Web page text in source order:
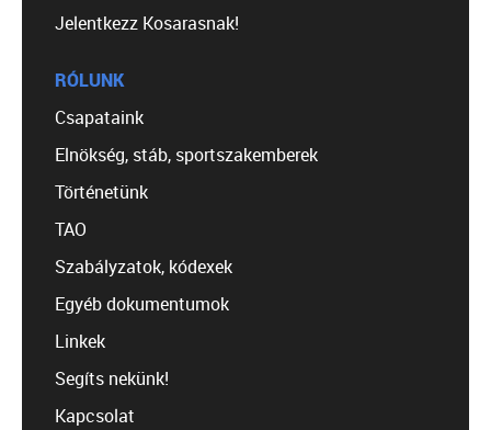
Jelentkezz Kosarasnak!
RÓLUNK
Csapataink
Elnökség, stáb, sportszakemberek
Történetünk
TAO
Szabályzatok, kódexek
Egyéb dokumentumok
Linkek
Segíts nekünk!
Kapcsolat